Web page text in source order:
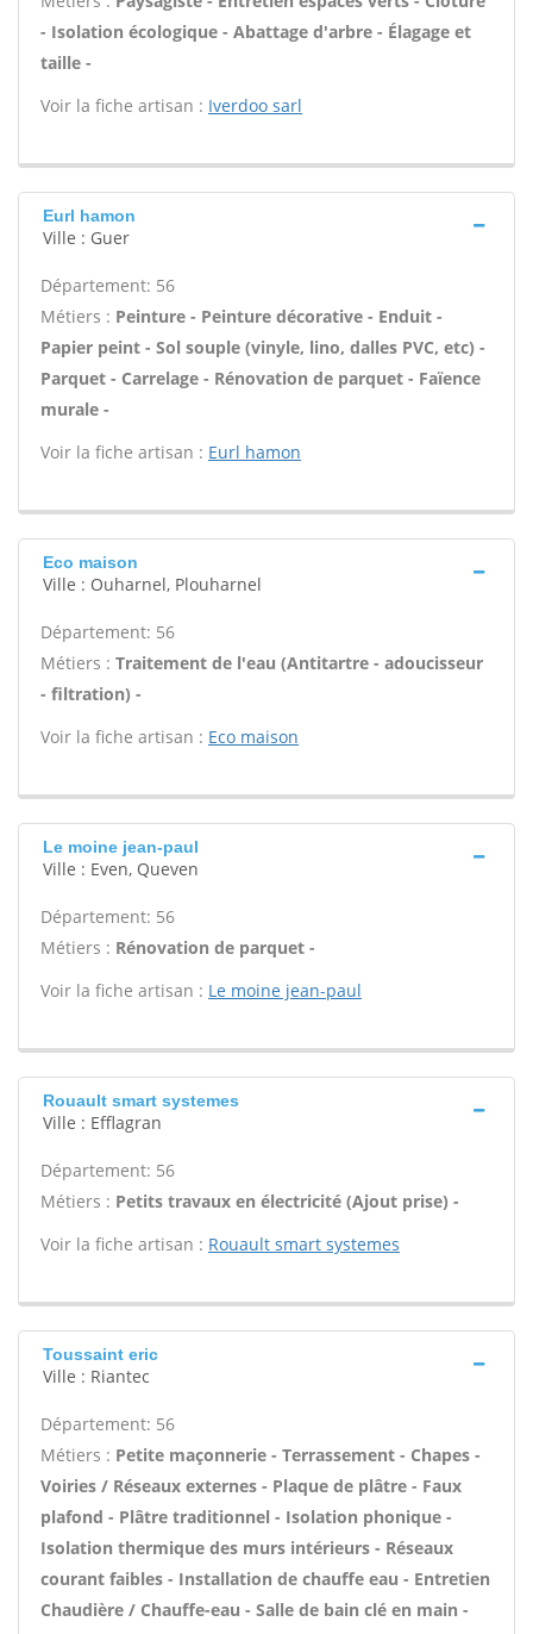
- Isolation écologique - Abattage d'arbre - Élagage et
taille -
Voir la fiche artisan : Iverdoo sarl
Eurl hamon
Ville : Guer
Département: 56
Métiers : Peinture - Peinture décorative - Enduit -
Papier peint - Sol souple (vinyle, lino, dalles PVC, etc) -
Parquet - Carrelage - Rénovation de parquet - Faïence
murale -
Voir la fiche artisan : Eurl hamon
Eco maison
Ville : Ouharnel, Plouharnel
Département: 56
Métiers : Traitement de l'eau (Antitartre - adoucisseur
- filtration) -
Voir la fiche artisan : Eco maison
Le moine jean-paul
Ville : Even, Queven
Département: 56
Métiers : Rénovation de parquet -
Voir la fiche artisan : Le moine jean-paul
Rouault smart systemes
Ville : Efflagran
Département: 56
Métiers : Petits travaux en électricité (Ajout prise) -
Voir la fiche artisan : Rouault smart systemes
Toussaint eric
Ville : Riantec
Département: 56
Métiers : Petite maçonnerie - Terrassement - Chapes -
Voiries / Réseaux externes - Plaque de plâtre - Faux
plafond - Plâtre traditionnel - Isolation phonique -
Isolation thermique des murs intérieurs - Réseaux
courant faibles - Installation de chauffe eau - Entretien
Chaudière / Chauffe-eau - Salle de bain clé en main -